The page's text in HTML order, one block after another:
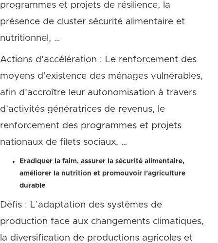
programmes et projets de résilience, la
présence de cluster sécurité alimentaire et
nutritionnel, …
Actions d’accélération : Le renforcement des
moyens d’existence des ménages vulnérables,
afin d’accroître leur autonomisation à travers
d’activités génératrices de revenus, le
renforcement des programmes et projets
nationaux de filets sociaux, …
Eradiquer la faim, assurer la sécurité alimentaire,
améliorer la nutrition et promouvoir l’agriculture
durable
Défis : L’adaptation des systèmes de
production face aux changements climatiques,
la diversification de productions agricoles et